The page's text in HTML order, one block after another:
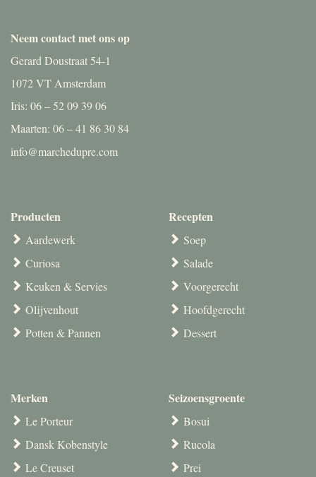
Neem contact met ons op
Gerard Doustraat 54-1
1072 VT Amsterdam
Iris: 06 – 52 09 39 06
Maarten: 06 – 41 86 30 84
info@marchedupre.com
Producten
Aardewerk
Curiosa
Keuken & Servies
Olijvenhout
Potten & Pannen
Merken
Le Porteur
Dansk Kobenstyle
Le Creuset
Recepten
Soep
Salade
Voorgerecht
Hoofdgerecht
Dessert
Seizoensgroente
Bosui
Rucola
Prei